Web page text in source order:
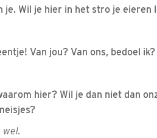
je. Wil je hier in het stro je eieren
Van jou? Van ons, bedoel ik?
hier? Wil je dan niet dan
wel.